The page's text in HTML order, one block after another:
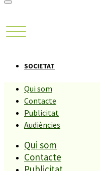
Qui som
Contacte
Publicitat
Audiències
Qui som
Contacte
SOCIETAT
Cimenten tot
del barri de
Compartiu aquesta història